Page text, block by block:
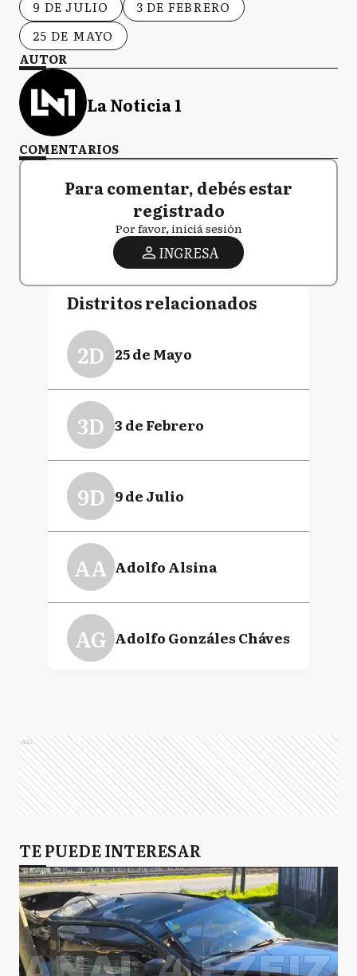
9 DE JULIO
3 DE FEBRERO
25 DE MAYO
AUTOR
La Noticia 1
COMENTARIOS
Para comentar, debés estar
registrado
Por favor, iniciá sesión
INGRESA
Distritos relacionados
2D 25 de Mayo
3D 3 de Febrero
9D 9 de Julio
AA Adolfo Alsina
AG Adolfo Gonzáles Cháves
AB Almirante Brown
A Arrecifes
A Avellaneda
Ads
TE PUEDE INTERESAR